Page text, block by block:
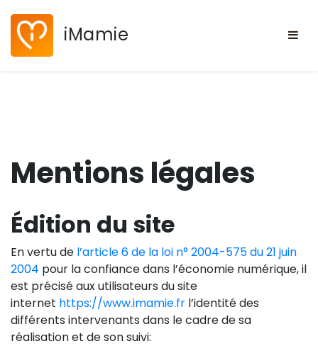
content
iMamie
Mentions légales
Édition du site
En vertu de l’article 6 de la loi n° 2004-575 du 21 juin
2004 pour la confiance dans l’économie numérique, il
est précisé aux utilisateurs du site
internet https://www.imamie.fr l’identité des
différents intervenants dans le cadre de sa
réalisation et de son suivi: